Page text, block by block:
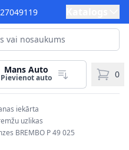
Mans Auto
Pievienot auto 0
iekārta
uzlikas
BREMBO P 49 025